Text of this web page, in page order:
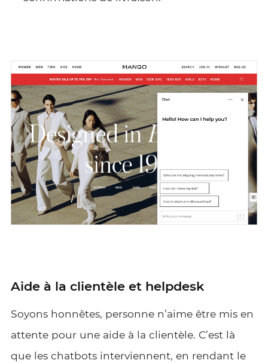
Aide à la clientèle et helpdesk
Soyons honnêtes, personne n’aime être mis en
attente pour une aide à la clientèle. C’est là
que les chatbots interviennent, en rendant le